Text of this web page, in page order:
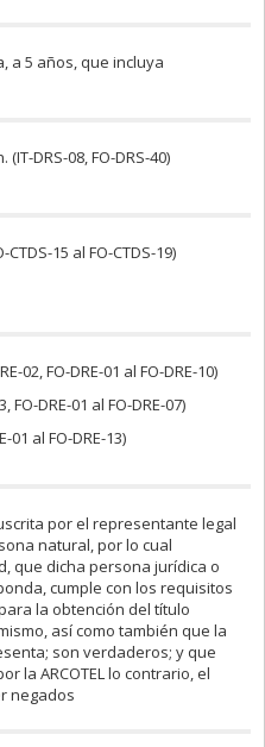
a 5 años, que incluya
DRS-08, FO-DRS-40)
15 al FO-CTDS-19)
02, FO-DRE-01 al FO-DRE-10)
DRE-01 al FO-DRE-07)
01 al FO-DRE-13)
por el representante legal
natural, por lo cual
que dicha persona jurídica o
cumple con los requisitos
la obtención del título
así como también que la
son verdaderos; y que
la ARCOTEL lo contrario, el
negados